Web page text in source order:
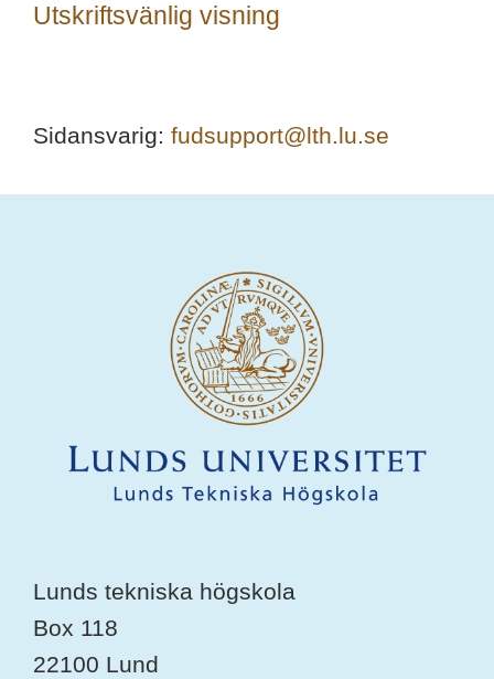
Utskriftsvänlig visning
Sidansvarig: fudsupport@lth.lu.se
Lunds tekniska högskola
Box 118
22100 Lund